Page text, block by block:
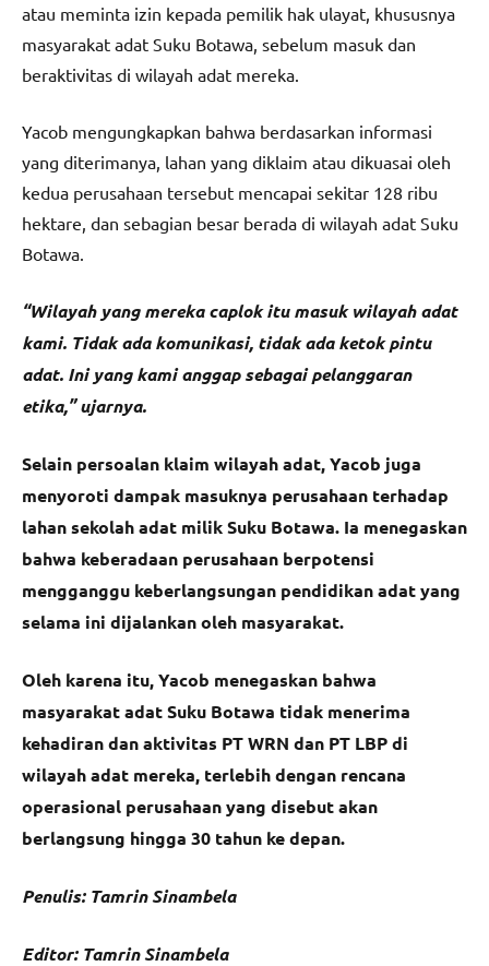
atau meminta izin kepada pemilik hak ulayat, khususnya
masyarakat adat Suku Botawa, sebelum masuk dan
beraktivitas di wilayah adat mereka.
Yacob mengungkapkan bahwa berdasarkan informasi
yang diterimanya, lahan yang diklaim atau dikuasai oleh
kedua perusahaan tersebut mencapai sekitar 128 ribu
hektare, dan sebagian besar berada di wilayah adat Suku
Botawa.
“Wilayah yang mereka caplok itu masuk wilayah adat
kami. Tidak ada komunikasi, tidak ada ketok pintu
adat. Ini yang kami anggap sebagai pelanggaran
etika,” ujarnya.
Selain persoalan klaim wilayah adat, Yacob juga
menyoroti dampak masuknya perusahaan terhadap
lahan sekolah adat milik Suku Botawa. Ia menegaskan
bahwa keberadaan perusahaan berpotensi
mengganggu keberlangsungan pendidikan adat yang
selama ini dijalankan oleh masyarakat.
Oleh karena itu, Yacob menegaskan bahwa
masyarakat adat Suku Botawa tidak menerima
kehadiran dan aktivitas PT WRN dan PT LBP di
wilayah adat mereka, terlebih dengan rencana
operasional perusahaan yang disebut akan
berlangsung hingga 30 tahun ke depan.
Penulis: Tamrin Sinambela
Editor: Tamrin Sinambela